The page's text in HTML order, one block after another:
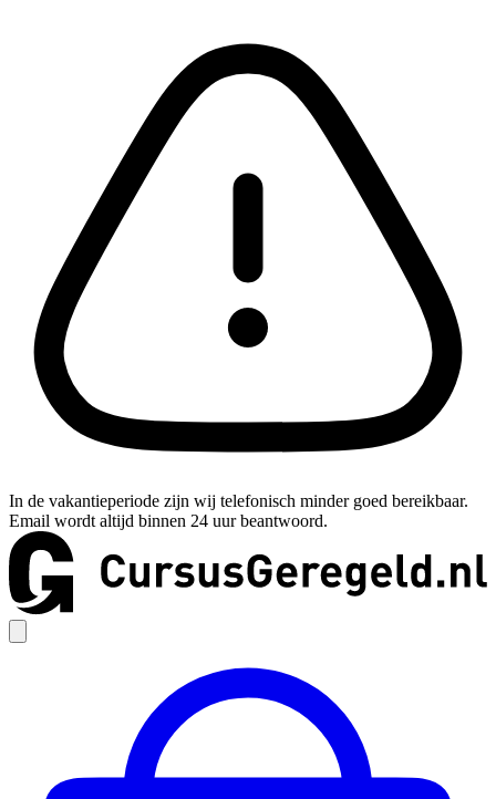
In de vakantieperiode zijn wij telefonisch minder goed bereikbaar.
Email wordt altijd binnen 24 uur beantwoord.